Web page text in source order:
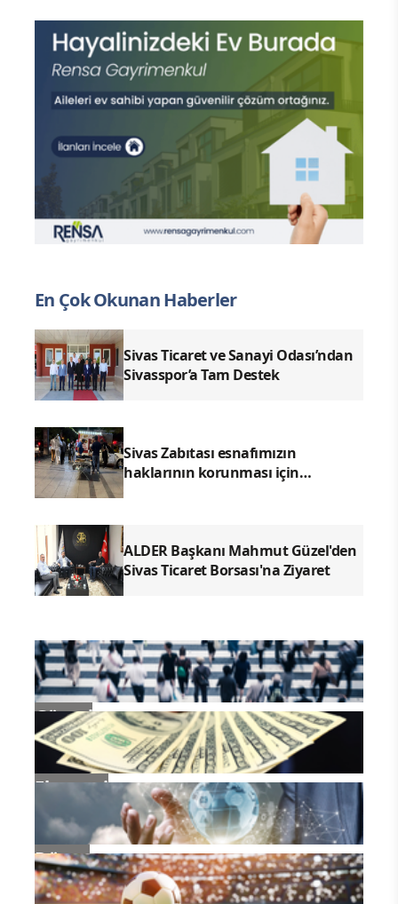
En Çok Okunan Haberler
Sivas Ticaret ve Sanayi Odası’ndan
Sivasspor’a Tam Destek
Sivas Zabıtası esnafımızın
haklarının korunması için
ALDER Başkanı Mahmut Güzel'den
Sivas Ticaret Borsası'na Ziyaret
Güncel
Ekonomi
Dünya